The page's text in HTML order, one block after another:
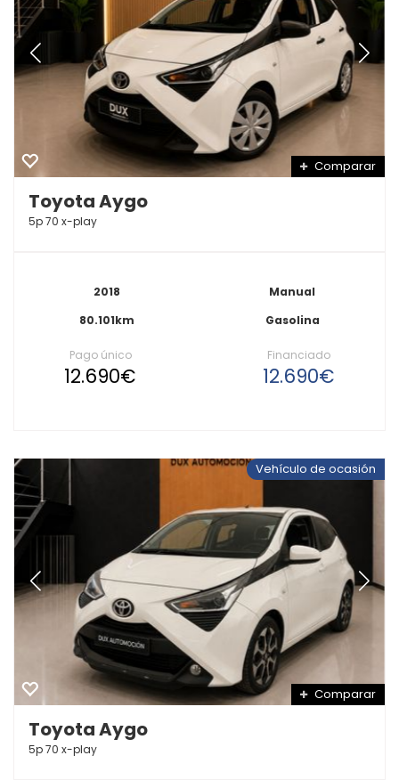
Comparar
Toyota Aygo
5p 70 x-play
2018
80.101km
Manual
Gasolina
Pago único
12.690€
Financiado
12.690€
Vehículo de ocasión
Comparar
Toyota Aygo
5p 70 x-play